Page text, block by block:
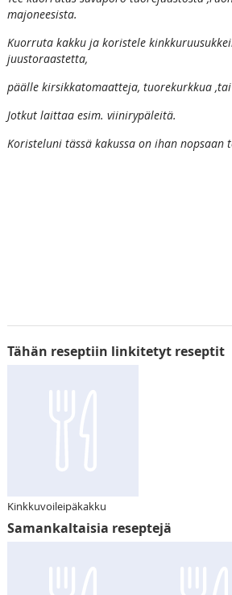
majoneesista.
Kuorruta kakku ja koristele
juustoraastetta,
päälle kirsikkatomaatteja, tuorekurkkua
Jotkut laittaa esim. viinirypäleitä.
Koristeluni tässä kakussa on ihan nopsaan
Tähän reseptiin linkitetyt reseptit
Kinkkuvoileipäkakku
Samankaltaisia reseptejä